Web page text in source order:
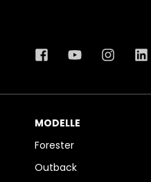
MODELLE
Forester
Outback